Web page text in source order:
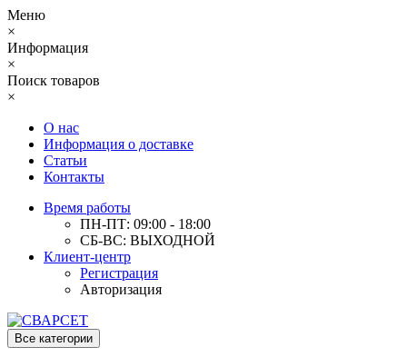
Меню
×
Информация
×
Поиск товаров
×
О нас
Информация о доставке
Статьи
Контакты
Время работы
ПН-ПТ: 09:00 - 18:00
СБ-ВС: ВЫХОДНОЙ
Клиент-центр
Регистрация
Авторизация
Все категории